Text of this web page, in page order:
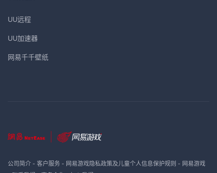
UU远程
UU加速器
网易千千壁纸
公司简介- 客户服务- 网易游戏隐私政策及儿童个人信息保护规则 - 网易游戏